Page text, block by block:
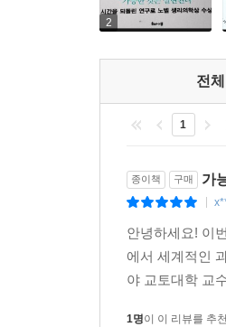
바라볼 것).
야마나카 신야 교수
모습을 엿볼 수 있
결과에 저는 크게
집요하게 파고들었
야마나카 신야 교
읽으면서 다시 의
이용해서 출퇴근하
희망을 안겨주었기
2
전
1
종이책 구매 가
안녕하세요! 이
에서 세계적인
야 교토대학 교
1명이 이 리뷰를 추